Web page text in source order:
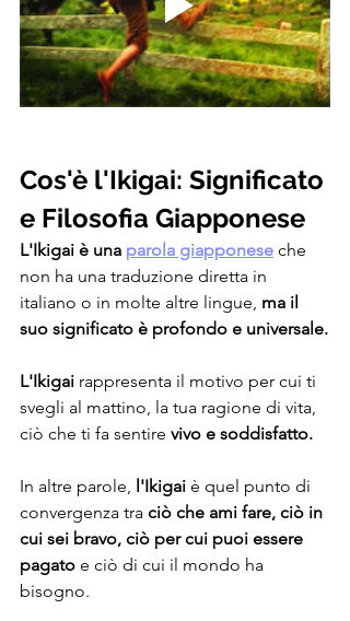
Cos'è l'Ikigai: Significato
e Filosofia Giapponese
L'Ikigai è una parola giapponese che
non ha una traduzione diretta in
italiano o in molte altre lingue, ma il
suo significato è profondo e universale.
L'Ikigai rappresenta il motivo per cui ti
svegli al mattino, la tua ragione di vita,
ciò che ti fa sentire vivo e soddisfatto.
In altre parole, l'Ikigai è quel punto di
convergenza tra ciò che ami fare, ciò in
cui sei bravo, ciò per cui puoi essere
pagato e ciò di cui il mondo ha
bisogno.